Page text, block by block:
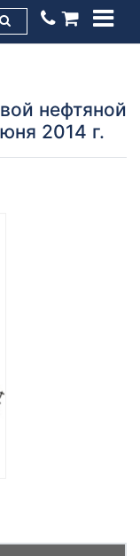
нефтяной
2014 г.